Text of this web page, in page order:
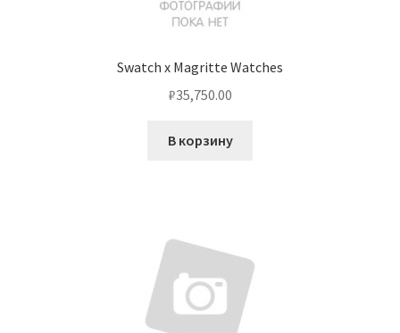
Swatch x Magritte Watches
₽35,750.00
В корзину